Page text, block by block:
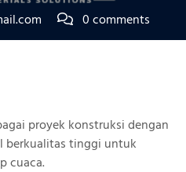
0 comments
Hub No : 0811-8399-888
proyek konstruksi dengan
berkualitas tinggi untuk
cuaca.